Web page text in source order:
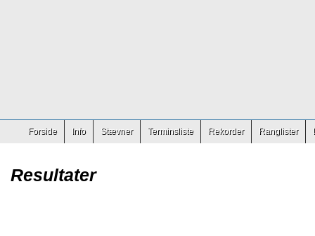
Forside Info Stævner Terminsliste Rekorder Ranglister
Resultater